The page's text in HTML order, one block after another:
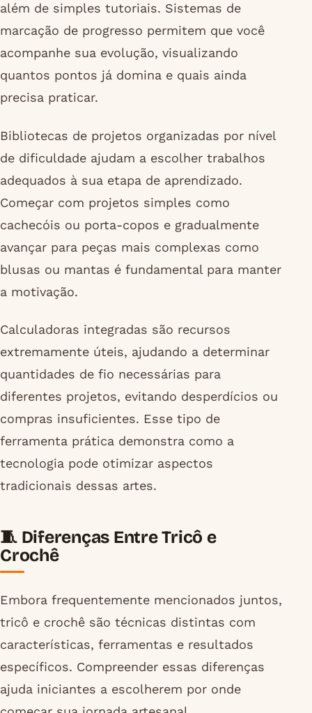
além de simples tutoriais. Sistemas de
marcação de progresso permitem que você
acompanhe sua evolução, visualizando
quantos pontos já domina e quais ainda
precisa praticar.
Bibliotecas de projetos organizadas por nível
de dificuldade ajudam a escolher trabalhos
adequados à sua etapa de aprendizado.
Começar com projetos simples como
cachecóis ou porta-copos e gradualmente
avançar para peças mais complexas como
blusas ou mantas é fundamental para manter
a motivação.
Calculadoras integradas são recursos
extremamente úteis, ajudando a determinar
quantidades de fio necessárias para
diferentes projetos, evitando desperdícios ou
compras insuficientes. Esse tipo de
ferramenta prática demonstra como a
tecnologia pode otimizar aspectos
tradicionais dessas artes.
🧵 Diferenças Entre Tricô e
Crochê
Embora frequentemente mencionados juntos,
tricô e crochê são técnicas distintas com
características, ferramentas e resultados
específicos. Compreender essas diferenças
ajuda iniciantes a escolherem por onde